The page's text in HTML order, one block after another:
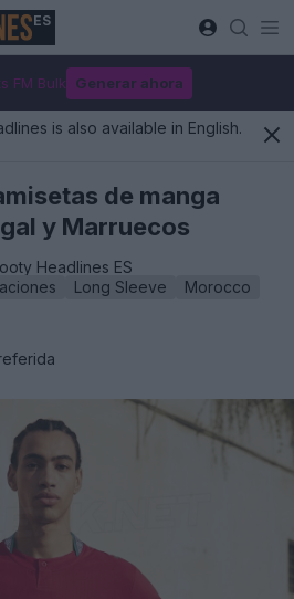
ES
FM Bulk Generar ahora
is also available in English.
de manga
y Marruecos
Headlines ES
Long Sleeve
Morocco